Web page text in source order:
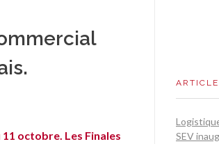
11 octobre. Les Finales
SEV